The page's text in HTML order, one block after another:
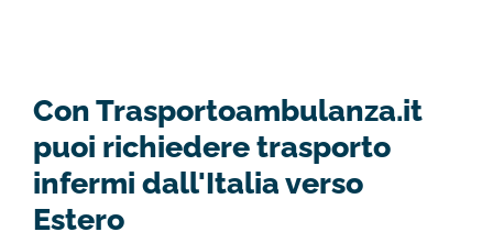
Con Trasportoambulanza.it
puoi richiedere trasporto
infermi dall'Italia verso
Estero